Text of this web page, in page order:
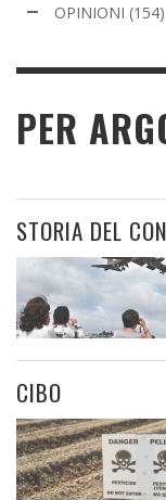
OPINIONI (154)
PER
STORIA DEL
CIBO